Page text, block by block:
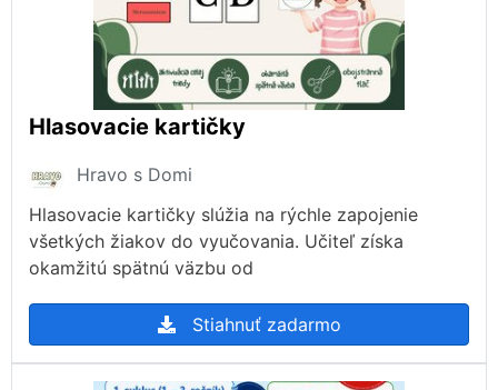
Hlasovacie kartičky
Hravo s Domi
Hlasovacie kartičky slúžia na rýchle zapojenie
všetkých žiakov do vyučovania. Učiteľ získa
okamžitú spätnú väzbu od
Stiahnuť zadarmo